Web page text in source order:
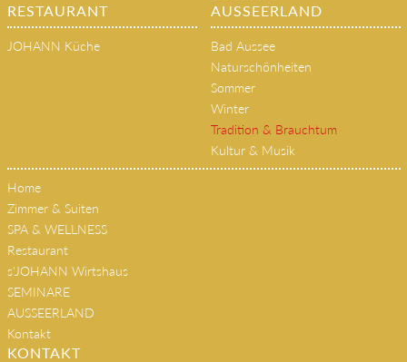
RESTAURANT
JOHANN Küche
AUSSEERLAND
Bad Aussee
Naturschönheiten
Sommer
Winter
Tradition & Brauchtum
Kultur & Musik
Home
Zimmer & Suiten
SPA & WELLNESS
Restaurant
s'JOHANN Wirtshaus
SEMINARE
AUSSEERLAND
Kontakt
KONTAKT